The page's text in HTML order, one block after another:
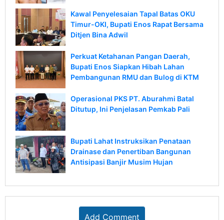
Kawal Penyelesaian Tapal Batas OKU
Timur-OKI, Bupati Enos Rapat Bersama
Ditjen Bina Adwil
Perkuat Ketahanan Pangan Daerah,
Bupati Enos Siapkan Hibah Lahan
Pembangunan RMU dan Bulog di KTM
Operasional PKS PT. Aburahmi Batal
Ditutup, Ini Penjelasan Pemkab Pali
Bupati Lahat Instruksikan Penataan
Drainase dan Penertiban Bangunan
Antisipasi Banjir Musim Hujan
Add Comment